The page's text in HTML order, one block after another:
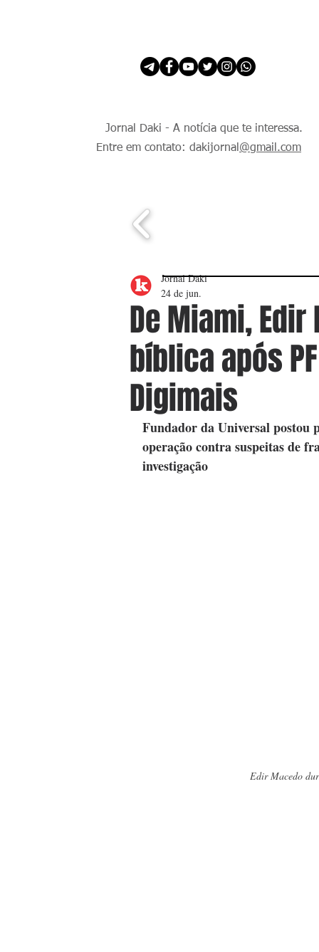
Jornal Daki - A notícia que te interessa.
Entre em contato: dakijornal @gmail.com
De Miami,
bíblica após
Digimais
Jornal Daki
24 de jun.
Fundador da Universal postou
operação contra suspeitas de
investigação
Edir Macedo